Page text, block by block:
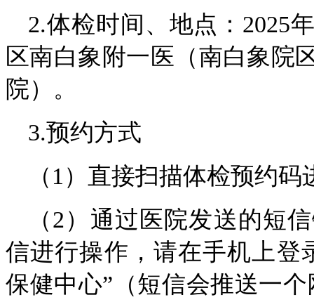
2.体检时间、地点：2025
区南白象附一医（南白象院
院）。
3.预约方式
（1）直接扫描体检预约码
（2）通过医院发送的短
信进行操作，请在手机上登
保健中心”（短信会推送一